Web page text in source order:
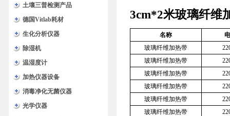
土壤三普检测产品
德国Vitlab耗材
生化分析仪器
除湿机
温湿度计
加热仪器设备
消毒净化无菌仪器
光学仪器
3cm*2米玻璃纤维
名称
玻璃纤维加热带
玻璃纤维加热带
玻璃纤维加热带
玻璃纤维加热带
玻璃纤维加热带
玻璃纤维加热带